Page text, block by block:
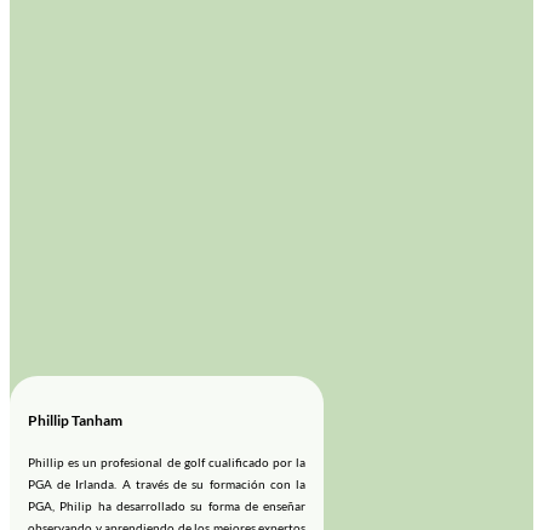
Phillip Tanham
Phillip es un profesional de golf cualificado por la
PGA de Irlanda. A través de su formación con la
PGA, Philip ha desarrollado su forma de enseñar